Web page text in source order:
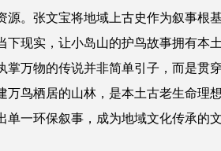
源。张文宝将地域上古史作为叙事根
下现实，让小岛山的护鸟故事拥有本
掌万物的传说并非简单引子，而是贯
万鸟栖居的山林，是本土古老生命理
单一环保叙事，成为地域文化传承的